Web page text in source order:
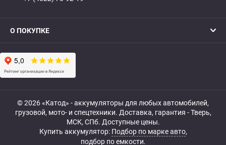
О ПОКУПКЕ
© 2026 «Катод» - аккумуляторы для любых автомобилей,
грузовой, мото- и спецтехники. Доставка, гарантия - Тверь,
МСК, СПб. Доступные цены.
Купить аккумулятор: Подбор по марке авто,
подбор по емкости.